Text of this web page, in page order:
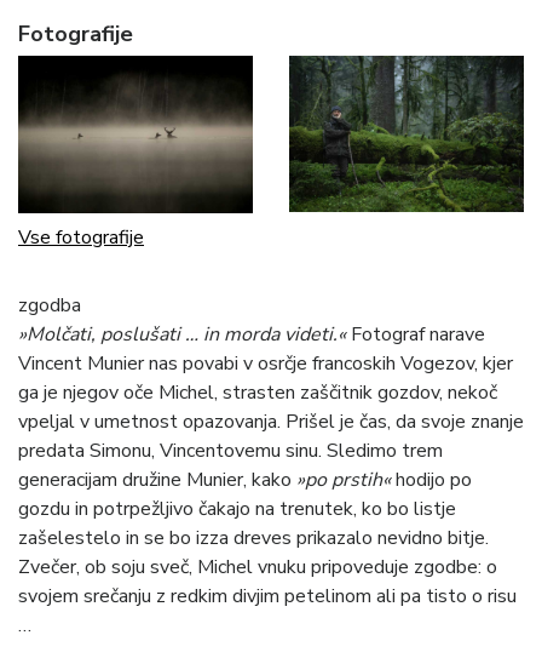
Fotografije
Vse fotografije
zgodba
»Molčati, poslušati … in morda videti.«Fotografnarave
Vincent Munier nas povabi v osrčje francoskih Vogezov, kjer
ga je njegov oče Michel, strasten zaščitnik gozdov, nekoč
vpeljal v umetnost opazovanja. Prišel je čas, da svoje znanje
predata Simonu, Vincentovemu sinu. Sledimo trem
generacijam družine Munier, kako »po prstih«hodijo po
gozdu in potrpežljivo čakajo na trenutek, ko bo listje
zašelestelo in se bo izza dreves prikazalo nevidno bitje.
Zvečer, ob soju sveč, Michel vnuku pripoveduje zgodbe: o
svojem srečanju z redkim divjim petelinom ali pa tisto o risu
…